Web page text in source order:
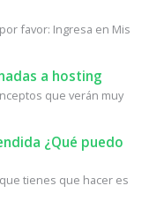
favor: Ingresa en Mis
a hosting
que verán muy
¿Qué puedo
tienes que hacer es